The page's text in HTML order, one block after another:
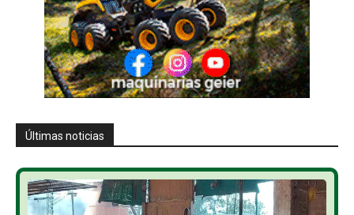
Últimas noticias